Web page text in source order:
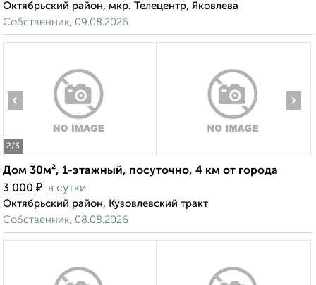
Октябрьский район, мкр. Телецентр, Яковлева
Собственник, 09.08.2026
2/3
‹ ›
Дом 30м², 1-этажный, посуточно, 4 км от города
3 000 ₽ в сутки
Октябрьский район, Кузовлевский тракт
Собственник, 08.08.2026